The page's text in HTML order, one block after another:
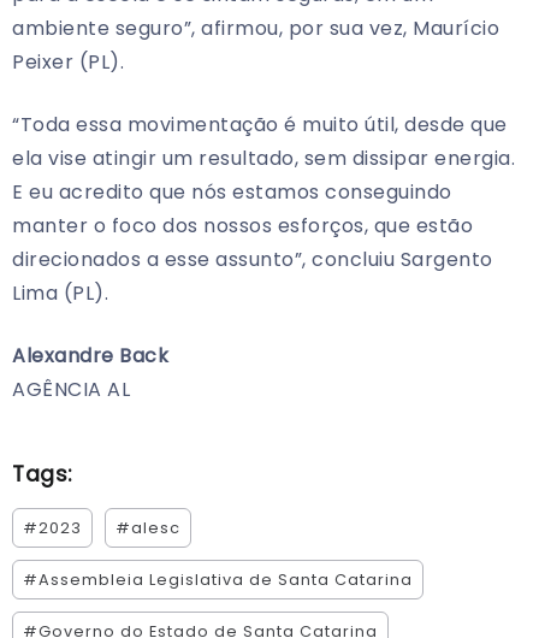
ambiente seguro”, afirmou, por sua vez, Maurício
Peixer (PL).
“Toda essa movimentação é muito útil, desde que
ela vise atingir um resultado, sem dissipar energia.
E eu acredito que nós estamos conseguindo
manter o foco dos nossos esforços, que estão
direcionados a esse assunto”, concluiu Sargento
Lima (PL).
Alexandre Back
AGÊNCIA AL
Tags:
#2023 #alesc
#Assembleia Legislativa de Santa Catarina
#Governo do Estado de Santa Catarina